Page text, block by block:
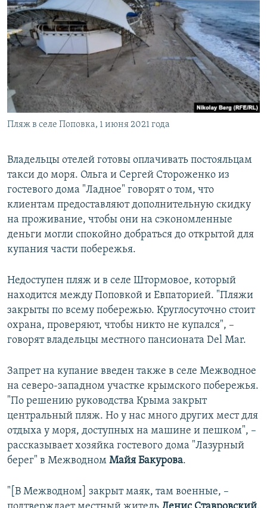
Пляж в селе Поповка, 1 июня 2021 года
Владельцы отелей готовы оплачивать постояльцам
такси до моря. Ольга и Сергей Стороженко из
гостевого дома "Ладное" говорят о том, что
клиентам предоставляют дополнительную скидку
на проживание, чтобы они на сэкономленные
деньги могли спокойно добраться до открытой для
купания части побережья.
Недоступен пляж и в селе Штормовое, который
находится между Поповкой и Евпаторией. "Пляжи
закрыты по всему побережью. Круглосуточно стоит
охрана, проверяют, чтобы никто не купался", –
говорят владельцы местного пансионата Del Mar.
Запрет на купание введен также в селе Межводное
на северо-западном участке крымского побережья.
"По решению руководства Крыма закрыт
центральный пляж. Но у нас много других мест для
отдыха у моря, доступных на машине и пешком", –
рассказывает хозяйка гостевого дома "Лазурный
берег" в Межводном Майя Бакурова.
"[В Межводном] закрыт маяк, там военные, –